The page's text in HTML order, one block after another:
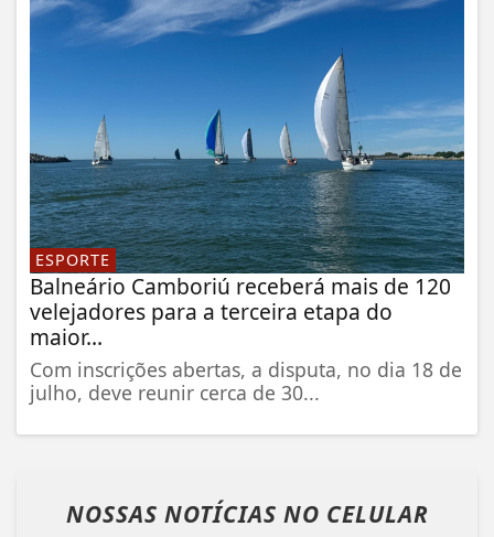
ESPORTE
Balneário Camboriú receberá mais de 120
velejadores para a terceira etapa do
maior...
Com inscrições abertas, a disputa, no dia 18 de
julho, deve reunir cerca de 30...
NOSSAS NOTÍCIAS NO CELULAR